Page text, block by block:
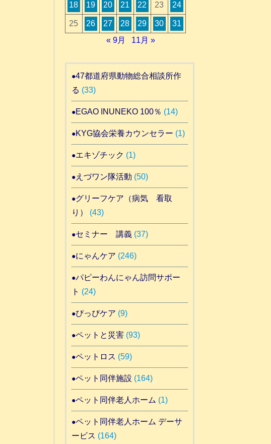
18 19 20 21 22 23 24
25 26 27 28 29 30
31
« 9月
11月 »
47都道府県動物総合相談所作
る (33)
EGAO INUNEKO 100％ (14)
KYG協会栄養カウンセラー (1)
エキゾチック (1)
えづワン隊活動 (50)
グリーフケア（病気 看取
り）
(43)
セミナー 講義(37)
にゃんケア (246)
パピーわんにゃん訪問サポー
ト (24)
ぴっぴケア (9)
ペットと災害(93)
ペットロス (59)
ペット同伴施設 (164)
ペット同伴老人ホーム (1)
ペット同伴老人ホーム デーサ
ービス (164)